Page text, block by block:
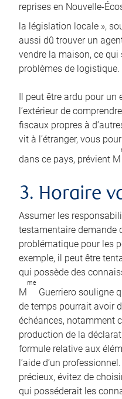
reprises en Nouvelle-
la législation locale »,
aussi dû trouver un
vendre la maison, ce qui
problèmes de logistique.
Il peut être ardu pour
l’extérieur de
fiscaux propres à
vit à l’étranger, vous
dans ce pays, prévient M
3. Horaire
Assumer les
testamentaire demande
problématique pour les
exemple, il peut être
qui possède des
M
me
Guerriero souligne
de temps pourrait avoir
échéances, notamment
production de la
formule relative aux
l’aide d’un
précieux, évitez de
qui posséderait les